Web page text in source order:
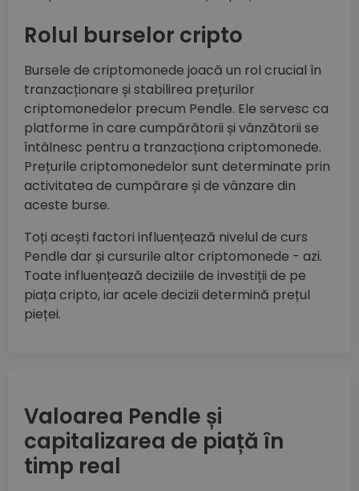
Rolul burselor cripto
Bursele de criptomonede joacă un rol crucial în
tranzacționare și stabilirea prețurilor
criptomonedelor precum Pendle. Ele servesc ca
platforme în care cumpărătorii și vânzătorii se
întâlnesc pentru a tranzacționa criptomonede.
Prețurile criptomonedelor sunt determinate prin
activitatea de cumpărare și de vânzare din
aceste burse.
Toți acești factori influențează nivelul de curs
Pendle dar și cursurile altor criptomonede - azi.
Toate influențează deciziile de investiții de pe
piața cripto, iar acele decizii determină prețul
pieței.
Valoarea Pendle și
capitalizarea de piață în
timp real